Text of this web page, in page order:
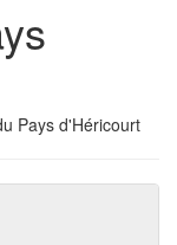
Pays d'Héricourt